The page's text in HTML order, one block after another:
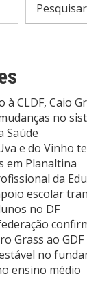
Pesquisar
à CLDF, Caio
no
Saúde
e do Vinho
em Planaltina
da
escolar
no DF
Grass ao GDF
no
ensino médio